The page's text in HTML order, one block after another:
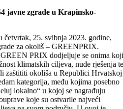
javne zgrade u Krapinsko-
četvrtak, 25. svibnja 2023. godine,
za okoliš – GREENPRIX.
PRIX dodjeljuje se onima
klimatskih ciljeva, nude rješenja
zaštititi okoliša u Republici Hrvatskoj
kategorija, među kojima posebno
lokalno“ u kojoj se nagrađuju
koje su ostvarile najveći